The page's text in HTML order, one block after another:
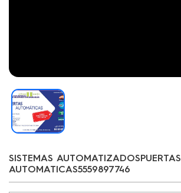
SISTEMAS AUTOMATIZADOSPUERTAS
AUTOMATICAS5559897746